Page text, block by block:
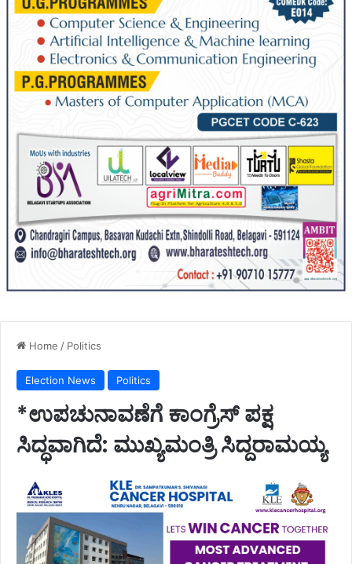
Home / Politics
Election News Politics
*ಉಪಚುನಾವಣೆಗೆ ಕಾಂಗ್ರೆಸ್ ಪಕ್ಷ
ಸಿದ್ಧವಾಗಿದೆ: ಮುಖ್ಯಮಂತ್ರಿ ಸಿದ್ದರಾಮಯ್ಯ